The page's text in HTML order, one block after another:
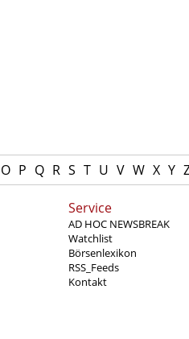
O P Q R S T U V W X Y
Service
AD HOC NEWSBREAK
Watchlist
Börsenlexikon
RSS_Feeds
Kontakt